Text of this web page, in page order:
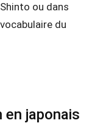
ou dans
du
en japonais